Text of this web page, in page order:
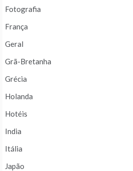
Fotografia
França
Geral
Grã-Bretanha
Grécia
Holanda
Hotéis
India
Itália
Japão